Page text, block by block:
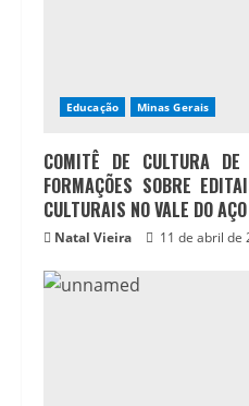
Educação Minas Gerais
COMITÊ DE CULTURA
FORMAÇÕES SOBRE
CULTURAIS NO VALE DO AÇO
Natal Vieira 11 de abril de